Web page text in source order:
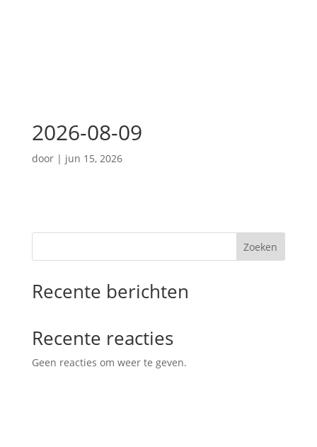
2026-08-09
door | jun 15, 2026
Zoeken
Recente berichten
Recente reacties
Geen reacties om weer te geven.